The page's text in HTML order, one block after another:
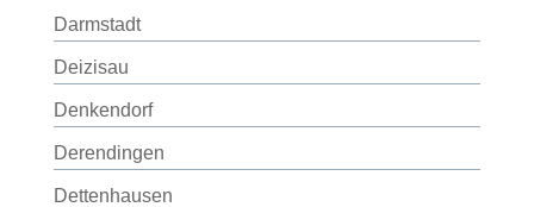
Darmstadt
Deizisau
Denkendorf
Derendingen
Dettenhausen